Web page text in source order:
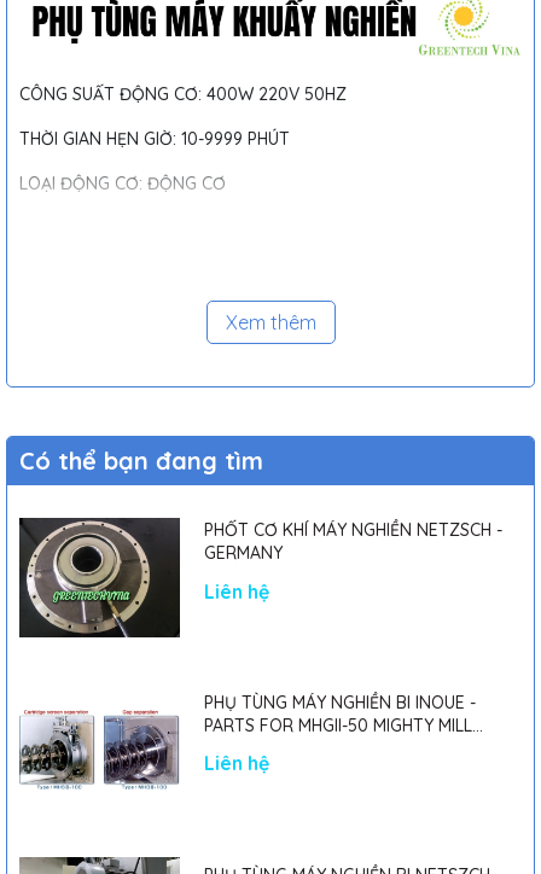
CÔNG SUẤT ĐỘNG CƠ: 400W 220V 50HZ
THỜI GIAN HẸN GIỜ: 10-9999 PHÚT
LOẠI ĐỘNG CƠ: ĐỘNG CƠ
ĐĨA NGHIỀN: 60MM*1
Xem thêm
Có thể bạn đang tìm
PHỐT CƠ KHÍ MÁY NGHIỀN NETZSCH -
GERMANY
Liên hệ
PHỤ TÙNG MÁY NGHIỀN BI INOUE -
PARTS FOR MHGII-50 MIGHTY MILL
Liên hệ